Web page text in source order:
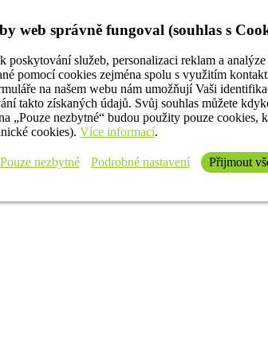
web správně fungoval (souhlas s
poskytování služeb, personalizaci reklam a
pomocí cookies zejména spolu s využitím
na našem webu nám umožňují Vaši
takto získaných údajů. Svůj souhlas můžete
„Pouze nezbytné“ budou použity pouze cookies,
cookies). Více informací.
Pouze nezbytné Podrobné nastavení Přijmout